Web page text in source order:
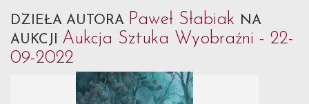
DZIEŁA AUTORA Paweł Słabiak NA
AUKCJI Aukcja Sztuka Wyobraźni - 22-
09-2022